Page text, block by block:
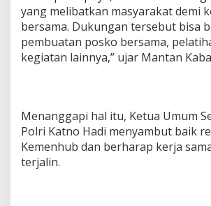
yang melibatkan masyarakat demi
bersama. Dukungan tersebut bisa
pembuatan posko bersama,
kegiatan lainnya,” ujar Mantan
Menanggapi hal itu, Ketua Umum
Polri Katno Hadi menyambut baik
Kemenhub dan berharap kerja
terjalin.